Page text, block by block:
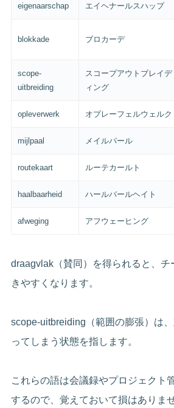
eigenaarschap エイヘナールスハップ
blokkade ブロカーデ
scope-
uitbreiding
スコープアウトブレイデ
ィング
opleverwerk オプレーフェルウェルク
mijlpaal メイルパール
routekaart ルーテカールト
haalbaarheid ハールバールヘイト
afweging アフウェーヒング
draagvlak（賛同）を得られると、チ
きやすくなります。
scope-uitbreiding（範囲の膨張）は
ってしまう状態を指します。
これらの語は会議録やプロジェクト
するので、覚えておいて損はありませ